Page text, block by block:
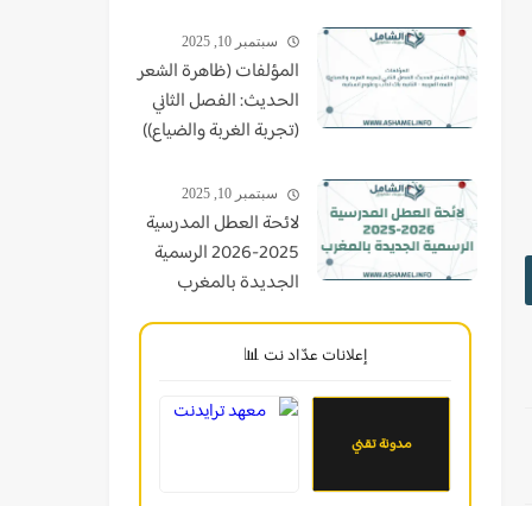
سبتمبر 10, 2025
المؤلفات (ظاهرة الشعر
الحديث: الفصل الثاني
(تجربة الغربة والضياع))
باك اداب وعلوم انسانية
سبتمبر 10, 2025
لائحة العطل المدرسية
2025-2026 الرسمية
الجديدة بالمغرب
إعلانات عدّاد نت 📊
مدونة تقني